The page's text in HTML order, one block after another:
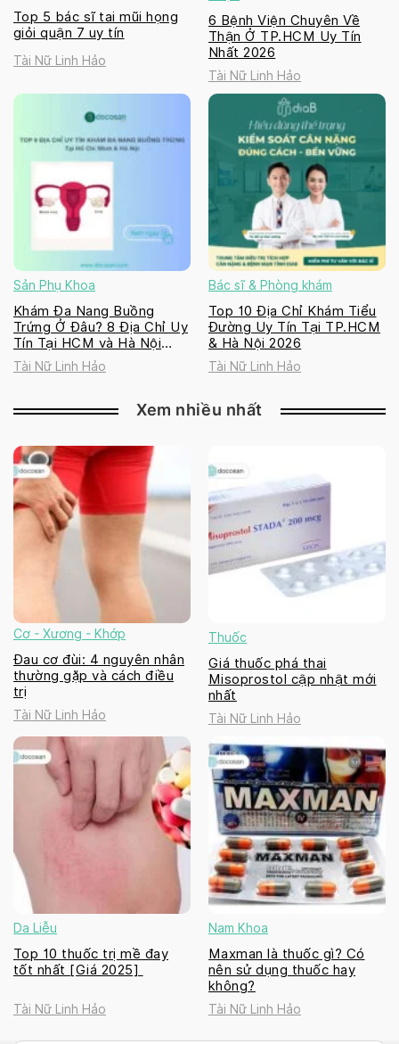
Top 5 bác sĩ tai mũi họng
giỏi quận 7 uy tín
Tài Nữ Linh Hảo
6 Bệnh Viện Chuyên Về
Thận Ở TP.HCM Uy Tín
Nhất 2026
Tài Nữ Linh Hảo
Sản Phụ Khoa
Khám Đa Nang Buồng
Trứng Ở Đâu? 8 Địa Chỉ Uy
Tín Tại HCM và Hà Nội
2026
Tài Nữ Linh Hảo
Bác sĩ & Phòng khám
Top 10 Địa Chỉ Khám Tiểu
Đường Uy Tín Tại TP.HCM
& Hà Nội 2026
Tài Nữ Linh Hảo
Xem nhiều nhất
Cơ - Xương - Khớp
Đau cơ đùi: 4 nguyên nhân
thường gặp và cách điều
trị
Tài Nữ Linh Hảo
Thuốc
Giá thuốc phá thai
Misoprostol cập nhật mới
nhất
Tài Nữ Linh Hảo
Da Liễu
Top 10 thuốc trị mề đay
tốt nhất [Giá 2025]
Tài Nữ Linh Hảo
Nam Khoa
Maxman là thuốc gì? Có
nên sử dụng thuốc hay
không?
Tài Nữ Linh Hảo